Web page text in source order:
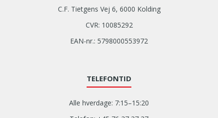
C.F. Tietgens Vej 6, 6000 Kolding
CVR: 10085292
EAN-nr.: 5798000553972
TELEFONTID
Alle hverdage: 7:15–15:20